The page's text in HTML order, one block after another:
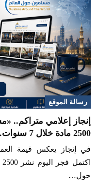
رسالة الموقع
إنجاز إعلامي متراكم..
2500 مادة خلال 7 سنوات…
في إنجاز يعكس قيمة
حول…